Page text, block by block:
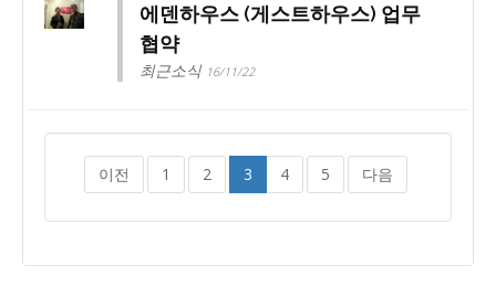
에덴하우스 (게스트하우스) 업무
협약
최근소식 16/11/22
이전 1 2 3 4 5 다음